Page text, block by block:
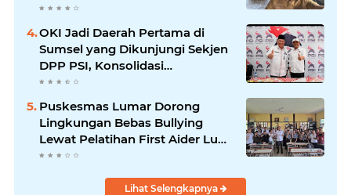
OKI Jadi Daerah Pertama di
Sumsel yang Dikunjungi Sekjen
DPP PSI, Konsolidasi
Pembentukan DPRT Dimulai
Puskesmas Lumar Dorong
Lingkungan Bebas Bullying
Lewat Pelatihan First Aider Luka
Psikologis di SMAN 01
Lihat Selengkapnya